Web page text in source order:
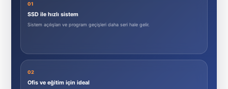
01
SSD ile hızlı sistem
Sistem açılışları ve program geçişleri daha seri hale gelir.
02
Ofis ve eğitim için ideal